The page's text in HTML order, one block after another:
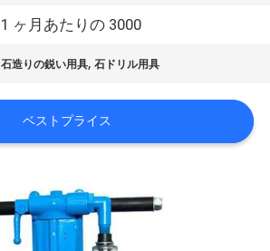
1 ヶ月あたりの 3000
石造りの鋭い用具,石ドリル用具
ベストプライス